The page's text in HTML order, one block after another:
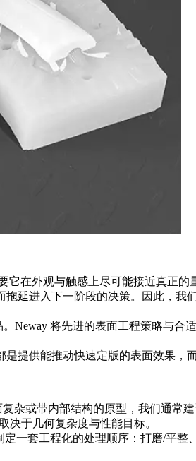
在外观与触感上尽可能接近真正
延进入下一阶段的决策。因此，我
Neway 将先进的表面工程策略与合
提供能推动快速定版的表面效果，
杂或带内部结构的原型，我们通常
于几何复杂度与性能目标。
一套工程化的处理顺序：打磨/平整